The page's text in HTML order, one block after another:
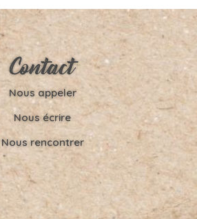
Contact
Nous appeler
Nous écrire
Nous rencontrer